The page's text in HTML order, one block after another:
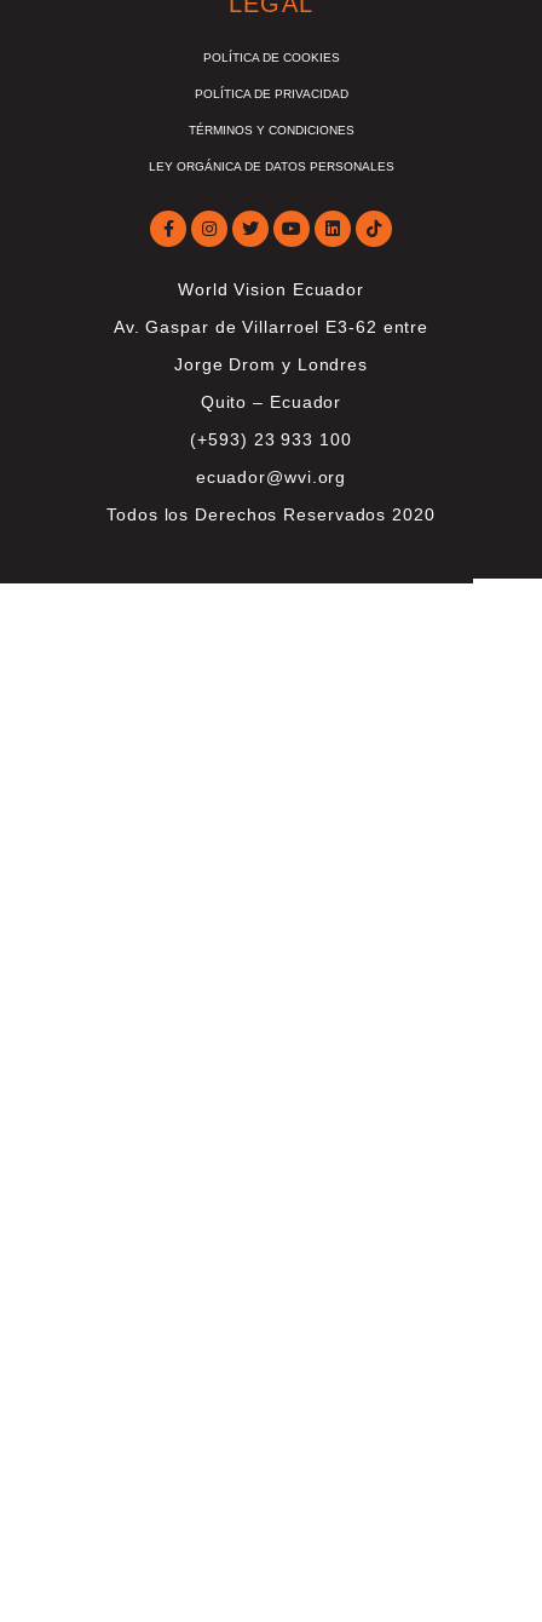
POLÍTICA DE COOKIES
POLÍTICA DE PRIVACIDAD
TÉRMINOS Y CONDICIONES
LEY ORGÁNICA DE DATOS PERSONALES
World Vision Ecuador
Av. Gaspar de Villarroel E3-62 entre
Jorge Drom y Londres
Quito – Ecuador
(+593) 23 933 100
ecuador@wvi.org
Todos los Derechos Reservados 2020